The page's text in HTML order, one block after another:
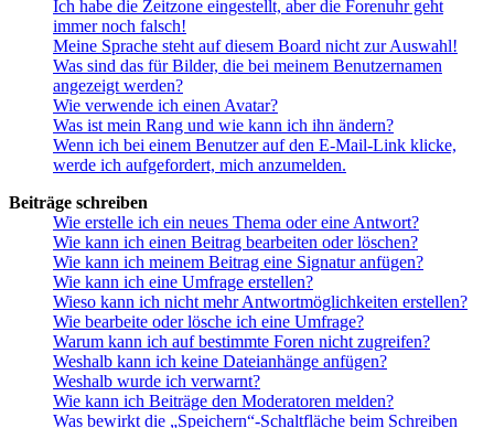
Ich habe die Zeitzone eingestellt, aber die Forenuhr geht
immer noch falsch!
Meine Sprache steht auf diesem Board nicht zur Auswahl!
Was sind das für Bilder, die bei meinem Benutzernamen
angezeigt werden?
Wie verwende ich einen Avatar?
Was ist mein Rang und wie kann ich ihn ändern?
Wenn ich bei einem Benutzer auf den E-Mail-Link klicke,
werde ich aufgefordert, mich anzumelden.
Beiträge schreiben
Wie erstelle ich ein neues Thema oder eine Antwort?
Wie kann ich einen Beitrag bearbeiten oder löschen?
Wie kann ich meinem Beitrag eine Signatur anfügen?
Wie kann ich eine Umfrage erstellen?
Wieso kann ich nicht mehr Antwortmöglichkeiten erstellen?
Wie bearbeite oder lösche ich eine Umfrage?
Warum kann ich auf bestimmte Foren nicht zugreifen?
Weshalb kann ich keine Dateianhänge anfügen?
Weshalb wurde ich verwarnt?
Wie kann ich Beiträge den Moderatoren melden?
Was bewirkt die „Speichern“-Schaltfläche beim Schreiben